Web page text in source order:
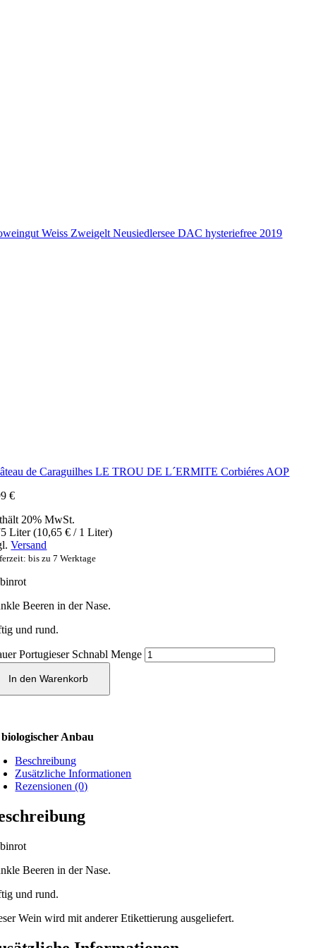
Weiss Zweigelt Neusiedlersee DAC hysteriefree 2019
de Caraguilhes LE TROU DE L´ERMITE Corbiéres AOP
€
20% MwSt.
Liter (10,65€ / 1 Liter)
Versand
bis zu 7 Werktage
Beeren in der Nase.
und rund.
Portugieser Schnabl Menge
In den Warenkorb
Anbau
Beschreibung
Zusätzliche Informationen
Rezensionen (0)
Beeren in der Nase.
und rund.
Wein wird mit anderer Etikettierung ausgeliefert.